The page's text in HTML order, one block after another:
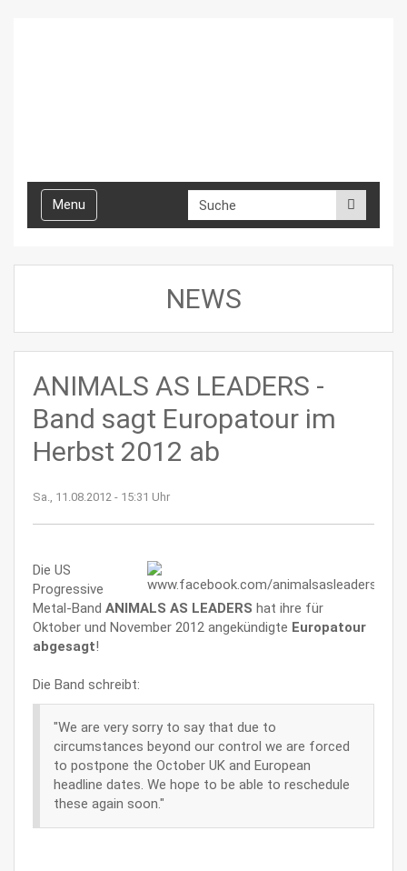
Toggle
navigation
Menu
NEWS
ANIMALS AS LEADERS -
Band sagt Europatour im
Herbst 2012 ab
Sa., 11.08.2012 - 15:31 Uhr
Die US
Progressive
Metal-Band ANIMALS AS LEADERS hat ihre für
Oktober und November 2012 angekündigte Europatour
abgesagt!
Die Band schreibt:
"We are very sorry to say that due to
circumstances beyond our control we are forced
to postpone the October UK and European
headline dates. We hope to be able to reschedule
these again soon."